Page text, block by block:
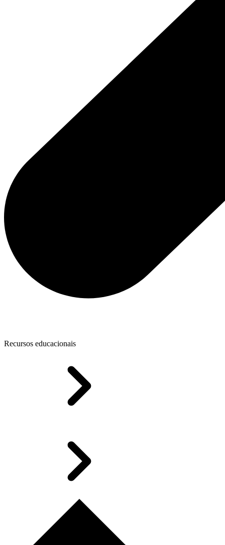
Recursos educacionais